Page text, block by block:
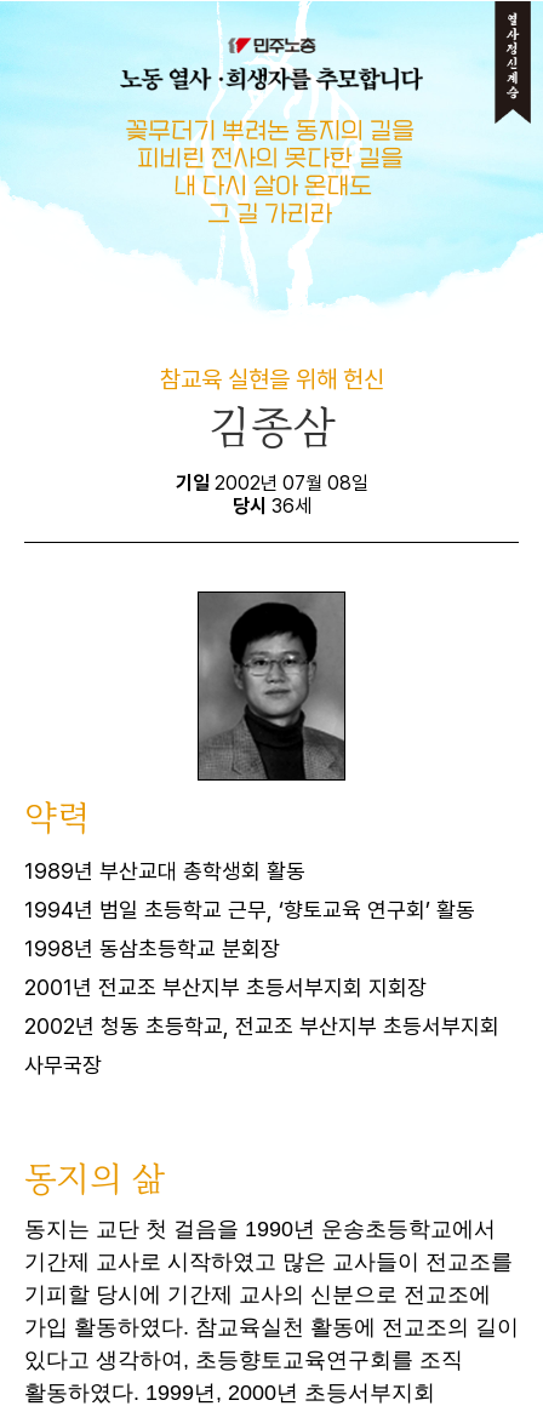
메뉴 건너뛰기
참교육 실현을 위해 헌신
김종삼
기일 2002년 07월 08일
당시 36세
약력
1989년 부산교대 총학생회 활동
1994년 범일 초등학교 근무, ‘향토교육 연구회’ 활동
1998년 동삼초등학교 분회장
2001년 전교조 부산지부 초등서부지회 지회장
2002년 청동 초등학교, 전교조 부산지부 초등서부지회
사무국장
동지의 삶
동지는 교단 첫 걸음을 1990년 운송초등학교에서
기간제 교사로 시작하였고 많은 교사들이 전교조를
기피할 당시에 기간제 교사의 신분으로 전교조에
가입 활동하였다. 참교육실천 활동에 전교조의 길이
있다고 생각하여, 초등향토교육연구회를 조직
활동하였다. 1999년, 2000년 초등서부지회